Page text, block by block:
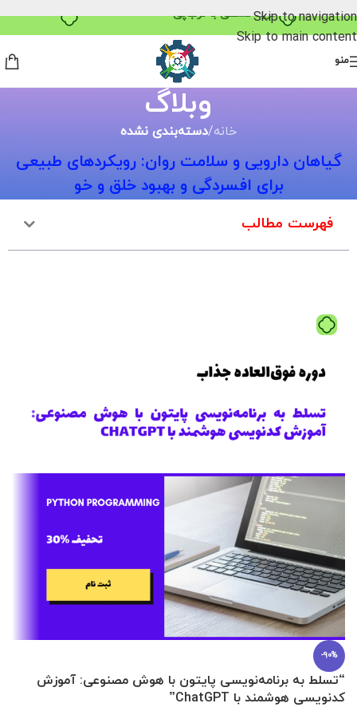
خرید قسطی با ترب‌پی
Skip to navigation
Skip to main content
منو
وبلاگ
خانه/دسته‌بندی نشده
گیاهان دارویی و سلامت روان: رویکردهای طبیعی
برای افسردگی و بهبود خلق و خو
فهرست مطالب
-90%
“تسلط به برنامه‌نویسی پایتون با هوش مصنوعی: آموزش
کدنویسی هوشمند با ChatGPT”